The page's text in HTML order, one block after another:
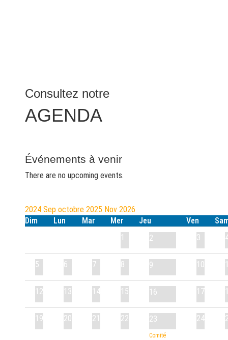
Consultez notre
AGENDA
Événements à venir
There are no upcoming events.
2024 Sep octobre 2025 Nov 2026
Dim
Lun Mar Mer Jeu Ven
1
2 3
5 6 7 8 9 10
12 13 14 15 16 17
19 20 21 22 23
Comité
24